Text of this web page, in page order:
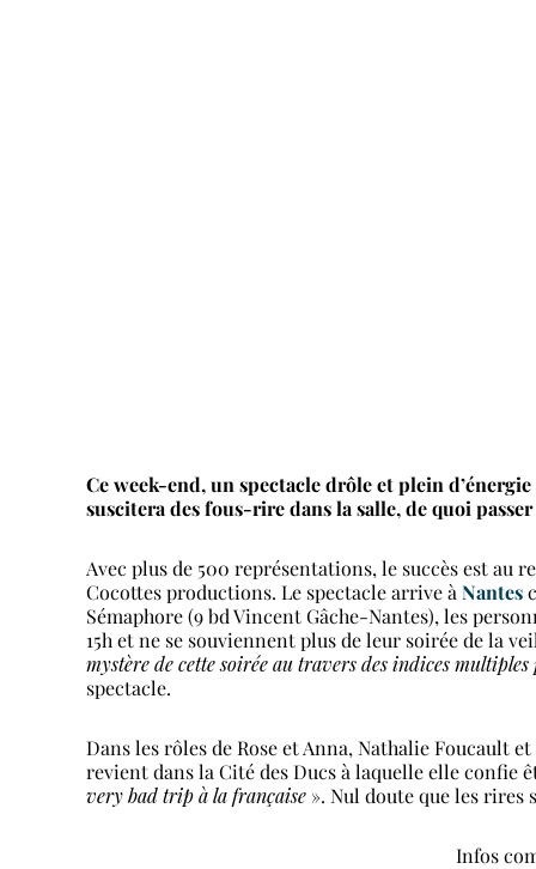
Ce week-end, un spectacle drôle et plein
suscitera des fous-rire dans la salle, de quoi
Avec plus de 500 représentations, le succès est au
Cocottes productions. Le spectacle arrive à Nantes
Sémaphore (9 bd Vincent Gâche-Nantes), les
15h et ne se souviennent plus de leur soirée de la
mystère de cette soirée au travers des indices
spectacle.
Dans les rôles de Rose et Anna, Nathalie Foucault
revient dans la Cité des Ducs à laquelle elle confie
very bad trip à la française ». Nul doute que les rires
Infos